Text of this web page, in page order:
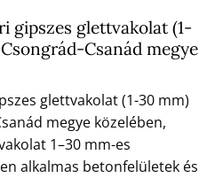
gipszes glettvakolat (1-
Csanád megye
glettvakolat (1-30 mm)
megye közelében,
1–30 mm-es
alkalmas betonfelületek és